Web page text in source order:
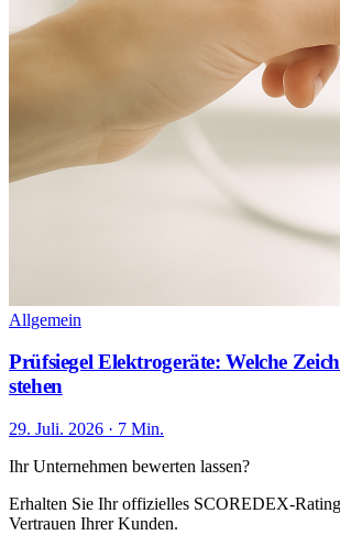
Allgemein
Prüfsiegel Elektrogeräte: Welche
stehen
29. Juli. 2026 · 7 Min.
Ihr Unternehmen bewerten lassen?
Erhalten Sie Ihr offizielles SCOREDEX-
Vertrauen Ihrer Kunden.